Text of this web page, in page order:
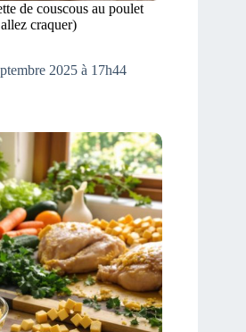
de couscous au poulet
craquer)
2025 à 17h44